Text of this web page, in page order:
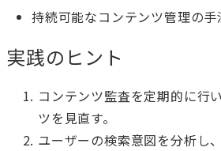
持続可能なコンテンツ管理の手
実践のヒント
コンテンツ監査を定期的に行
ツを見直す。
ユーザーの検索意図を分析し